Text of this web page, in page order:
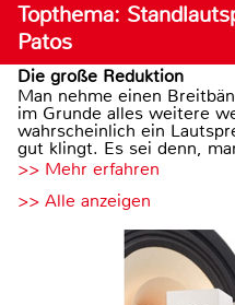
Topthema:
Patos
Die große Reduktion
Man nehme einen
im Grunde alles weitere
wahrscheinlich ein
gut klingt. Es sei denn,
>> Mehr erfahren
>> Alle anzeigen